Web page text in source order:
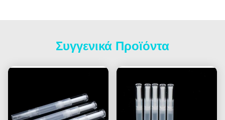
Συγγενικά Προϊόντα